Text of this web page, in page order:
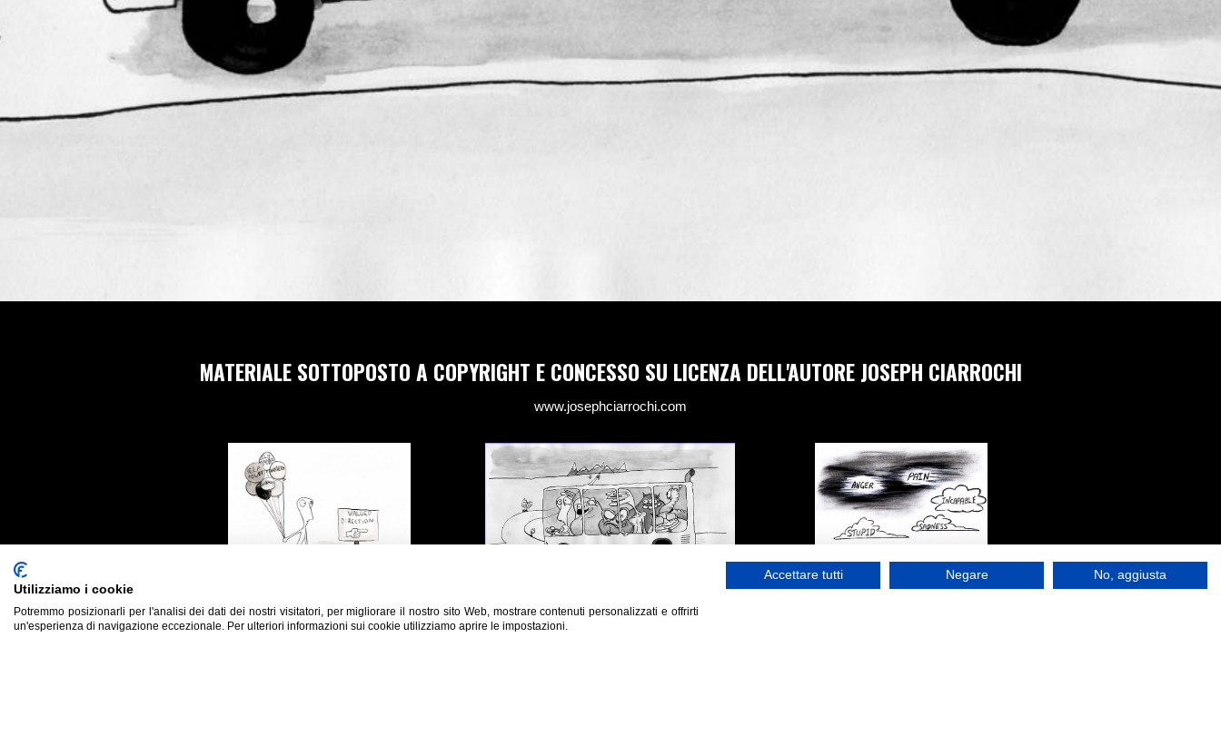
MATERIALE SOTTOPOSTO A COPYRIGHT E CONCESSO SU LICENZA DELL'AUTORE JOSEPH CIARROCHI
www.josephciarrochi.com
VALORI E IMPEGNO FUSIONE E CREDENZE DISFUNZIONALI
Utilizziamo i cookie
Potremmo posizionarli per l'analisi dei dati dei nostri visitatori, per migliorare il nostro sito Web, mostrare contenuti personalizzati e offrirti
un'esperienza di navigazione eccezionale. Per ulteriori informazioni sui cookie utilizziamo aprire le impostazioni.
Accettare tutti Negare No, aggiusta